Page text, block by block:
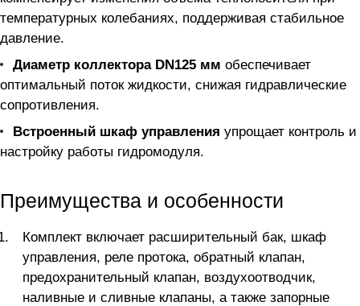
температурных колебаниях, поддерживая стабильное
давление.
Диаметр коллектора DN125 мм обеспечивает
оптимальный поток жидкости, снижая гидравлические
сопротивления.
Встроенный шкаф управления упрощает контроль и
настройку работы гидромодуля.
Преимущества и особенности
Комплект включает расширительный бак, шкаф
управления, реле протока, обратный клапан,
предохранительный клапан, воздухоотводчик,
наливные и сливные клапаны, а также запорные